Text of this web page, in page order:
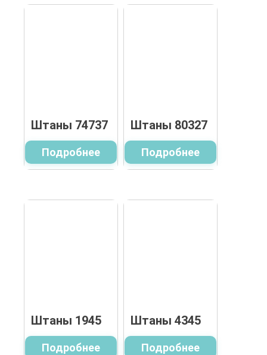
Штаны 74737
Подробнее
Штаны 80327
Подробнее
Штаны 1945
Подробнее
Штаны 4345
Подробнее